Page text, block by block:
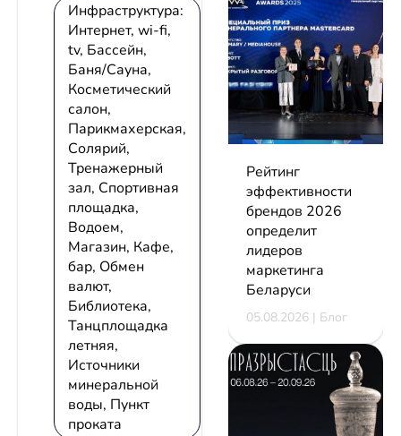
Инфраструктура:
Интернет, wi-fi,
tv, Бассейн,
Баня/Сауна,
Косметический
салон,
Парикмахерская,
Солярий,
Тренажерный
зал, Спортивная
площадка,
Водоем,
Магазин, Кафе,
бар, Обмен
валют,
Библиотека,
Танцплощадка
летняя,
Источники
минеральной
воды, Пункт
проката
Рейтинг
эффективности
брендов 2026
определит
лидеров
маркетинга
Беларуси
05.08.2026 | Блог